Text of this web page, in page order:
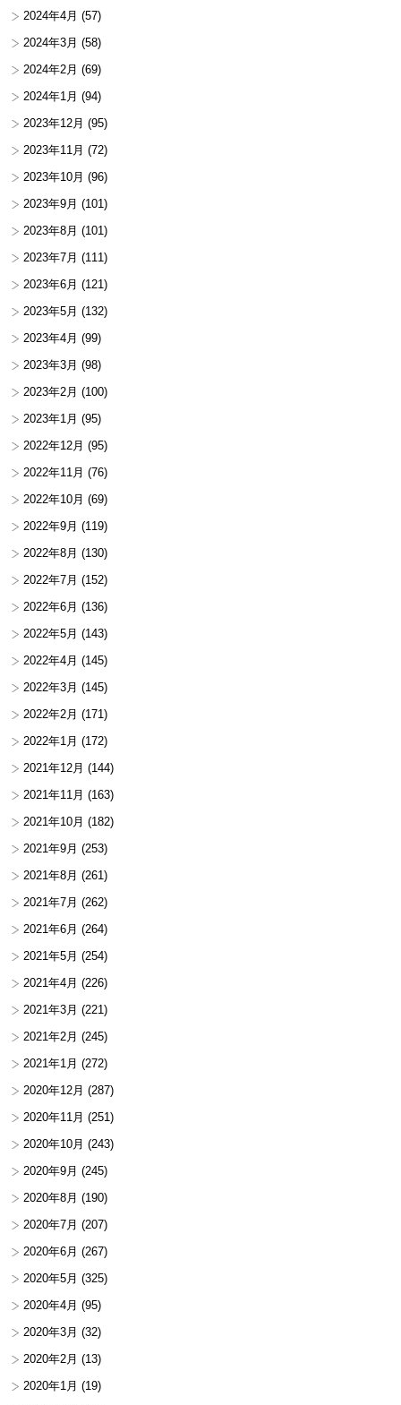
2024年4月 (57)
2024年3月 (58)
2024年2月 (69)
2024年1月 (94)
2023年12月 (95)
2023年11月 (72)
2023年10月 (96)
2023年9月 (101)
2023年8月 (101)
2023年7月 (111)
2023年6月 (121)
2023年5月 (132)
2023年4月 (99)
2023年3月 (98)
2023年2月 (100)
2023年1月 (95)
2022年12月 (95)
2022年11月 (76)
2022年10月 (69)
2022年9月 (119)
2022年8月 (130)
2022年7月 (152)
2022年6月 (136)
2022年5月 (143)
2022年4月 (145)
2022年3月 (145)
2022年2月 (171)
2022年1月 (172)
2021年12月 (144)
2021年11月 (163)
2021年10月 (182)
2021年9月 (253)
2021年8月 (261)
2021年7月 (262)
2021年6月 (264)
2021年5月 (254)
2021年4月 (226)
2021年3月 (221)
2021年2月 (245)
2021年1月 (272)
2020年12月 (287)
2020年11月 (251)
2020年10月 (243)
2020年9月 (245)
2020年8月 (190)
2020年7月 (207)
2020年6月 (267)
2020年5月 (325)
2020年4月 (95)
2020年3月 (32)
2020年2月 (13)
2020年1月 (19)